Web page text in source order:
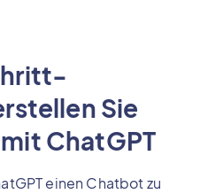
Sie
ChatGPT
einen Chatbot zu